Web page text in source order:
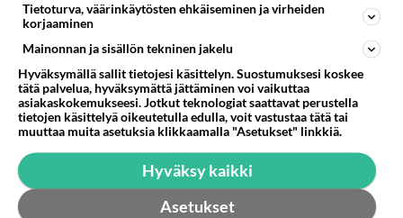
Martinan bisneksillä ei mene hyvin
Tiesitkö? Martina Aitolehden isäpuoli on tämä suosittu laulaja
Martina Aitolehti on seurattu julkisuuden henkilö. Lähipiiriin mahtuu muitakin tunnettuja henkilöitä. Tiesitkö, että Ma
2 km on nykyään liian pitkä koulumatka
SUOMI24 VIIHDE
Muistatko? Kädestä suuhun elävä Satu sai jättimäisen rahasalkun
Tietoturva, väärinkäytösten ehkäiseminen ja virheiden
korjaaminen
Mainonnan ja sisällön tekninen jakelu
Hyväksymällä sallit tietojesi käsittelyn. Suostumuksesi koskee
tätä palvelua, hyväksymättä jättäminen voi vaikuttaa
asiakaskokemukseesi. Jotkut teknologiat saattavat perustella
tietojen käsittelyä oikeutetulla edulla, voit vastustaa tätä tai
muuttaa muita asetuksia klikkaamalla "Asetukset" linkkiä.
Hyväksy kaikki
Asetukset